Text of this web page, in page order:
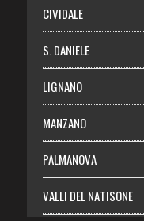
CIVIDALE
S. DANIELE
LIGNANO
MANZANO
PALMANOVA
VALLI DEL NATISONE